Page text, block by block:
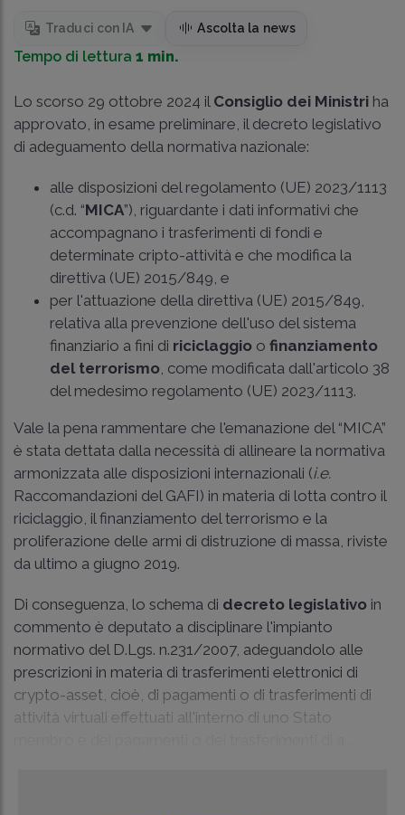
Traduci con IA Ascolta la news
Tempo di lettura 1 min.
Lo scorso 29 ottobre 2024 il Consiglio dei Ministri ha
approvato, in esame preliminare, il decreto legislativo
di adeguamento della normativa nazionale:
alle disposizioni del regolamento (UE) 2023/1113
(c.d. “MICA”), riguardante i dati informativi che
accompagnano i trasferimenti di fondi e
determinate cripto-attività e che modifica la
direttiva (UE) 2015/849, e
per l'attuazione della direttiva (UE) 2015/849,
relativa alla prevenzione dell'uso del sistema
finanziario a fini di riciclaggio o finanziamento
del terrorismo , come modificata dall'articolo 38
del medesimo regolamento (UE) 2023/1113.
Vale la pena rammentare che l'emanazione del “MICA”
è stata dettata dalla necessità di allineare la normativa
armonizzata alle disposizioni internazionali (i.e.
Raccomandazioni del GAFI) in materia di lotta contro il
riciclaggio, il finanziamento del terrorismo e la
proliferazione delle armi di distruzione di massa, riviste
da ultimo a giugno 2019.
Di conseguenza, lo schema di decreto legislativo in
commento è deputato a disciplinare l'impianto
normativo del D.Lgs. n.231/2007, adeguandolo alle
prescrizioni in materia di trasferimenti elettronici di
crypto-asset, cioè, di pagamenti o di trasferimenti di
attività virtuali effettuati all'interno di uno Stato